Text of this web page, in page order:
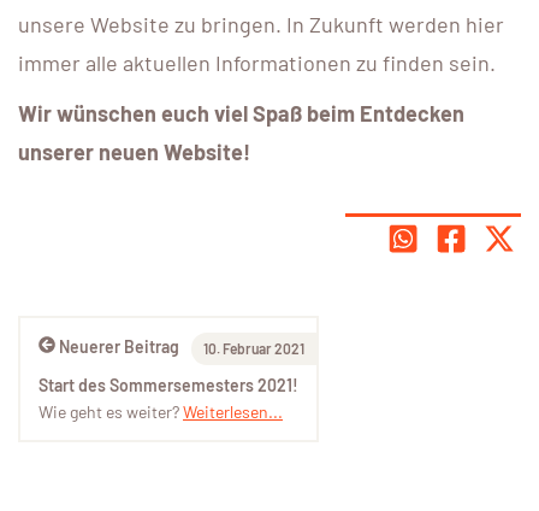
unsere Website zu bringen. In Zukunft werden hier
immer alle aktuellen Informationen zu finden sein.
Wir wünschen euch viel Spaß beim Entdecken
unserer neuen Website!
Neuerer Beitrag 10. Februar 2021
Start des Sommersemesters 2021!
Wie geht es weiter?Weiterlesen...